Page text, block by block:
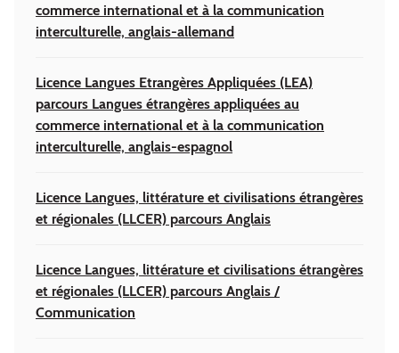
commerce international et à la communication
interculturelle, anglais-allemand
Licence Langues Etrangères Appliquées (LEA)
parcours Langues étrangères appliquées au
commerce international et à la communication
interculturelle, anglais-espagnol
Licence Langues, littérature et civilisations étrangères
et régionales (LLCER) parcours Anglais
Licence Langues, littérature et civilisations étrangères
et régionales (LLCER) parcours Anglais /
Communication